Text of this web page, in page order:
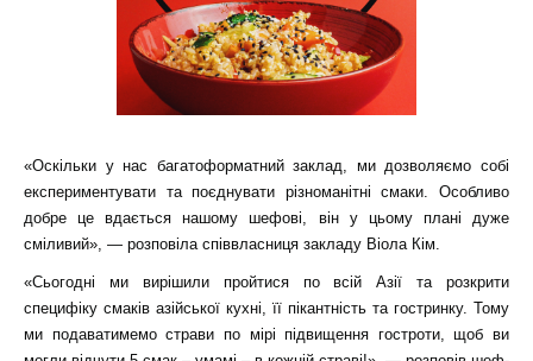
«Оскільки у нас багатоформатний заклад, ми дозволяємо собі
експериментувати та поєднувати різноманітні смаки. Особливо
добре це вдається нашому шефові, він у цьому плані дуже
сміливий», — розповіла співвласниця закладу Віола Кім.
«Сьогодні ми вирішили пройтися по всій Азії та розкрити
специфіку смаків азійської кухні, її пікантність та гостринку. Тому
ми подаватимемо страви по мірі підвищення гостроти, щоб ви